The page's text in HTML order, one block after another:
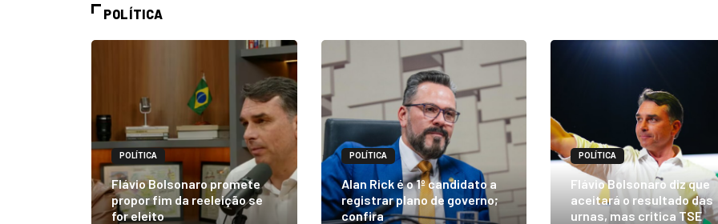
POLÍTICA
POLÍTICA
Flávio Bolsonaro promete
propor fim da reeleição se
for eleito
POLÍTICA
Alan Rick é o 1º candidato a
registrar plano de governo;
confira
POLÍTICA
Flávio Bolsonaro diz que
aceitará o resultado das
urnas, mas critica TSE